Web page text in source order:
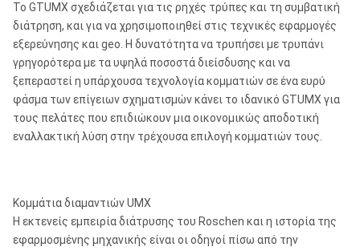
Το GTUMX σχεδιάζεται για τις ρηχές τρύπες και τη συμβατική
διάτρηση, και για να χρησιμοποιηθεί στις τεχνικές εφαρμογές
εξερεύνησης και geo. Η δυνατότητα να τρυπήσει με τρυπάνι
γρηγορότερα με τα υψηλά ποσοστά διείσδυσης και να
ξεπεραστεί η υπάρχουσα τεχνολογία κομματιών σε ένα ευρύ
φάσμα των επίγειων σχηματισμών κάνει το ιδανικό GTUMX για
τους πελάτες που επιδιώκουν μια οικονομικώς αποδοτική
εναλλακτική λύση στην τρέχουσα επιλογή κομματιών τους.
Κομμάτια διαμαντιών UMX
Η εκτενείς εμπειρία διάτρυσης του Roschen και η ιστορία της
εφαρμοσμένης μηχανικής είναι οι οδηγοί πίσω από την